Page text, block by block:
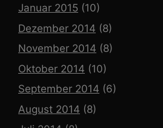
Januar 2015 (10)
Dezember 2014 (8)
November 2014 (8)
Oktober 2014 (10)
September 2014 (6)
August 2014 (8)